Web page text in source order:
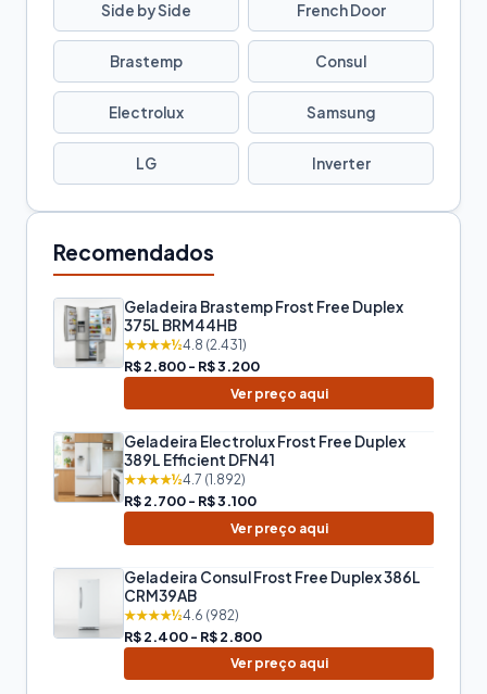
Side by Side French Door
Brastemp Consul
Electrolux Samsung
LG Inverter
Recomendados
Geladeira Brastemp Frost Free Duplex
375L BRM44HB
★★★★½4.8 (2.431)
R$ 2.800 - R$ 3.200
Ver preço aqui
Geladeira Electrolux Frost Free Duplex
389L Efficient DFN41
★★★★½4.7 (1.892)
R$ 2.700 - R$ 3.100
Ver preço aqui
Geladeira Consul Frost Free Duplex 386L
CRM39AB
★★★★½4.6 (982)
R$ 2.400 - R$ 2.800
Ver preço aqui